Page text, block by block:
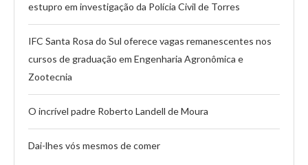
estupro em investigação da Polícia Civil de Torres
IFC Santa Rosa do Sul oferece vagas remanescentes nos
cursos de graduação em Engenharia Agronômica e
Zootecnia
O incrível padre Roberto Landell de Moura
Dai-lhes vós mesmos de comer